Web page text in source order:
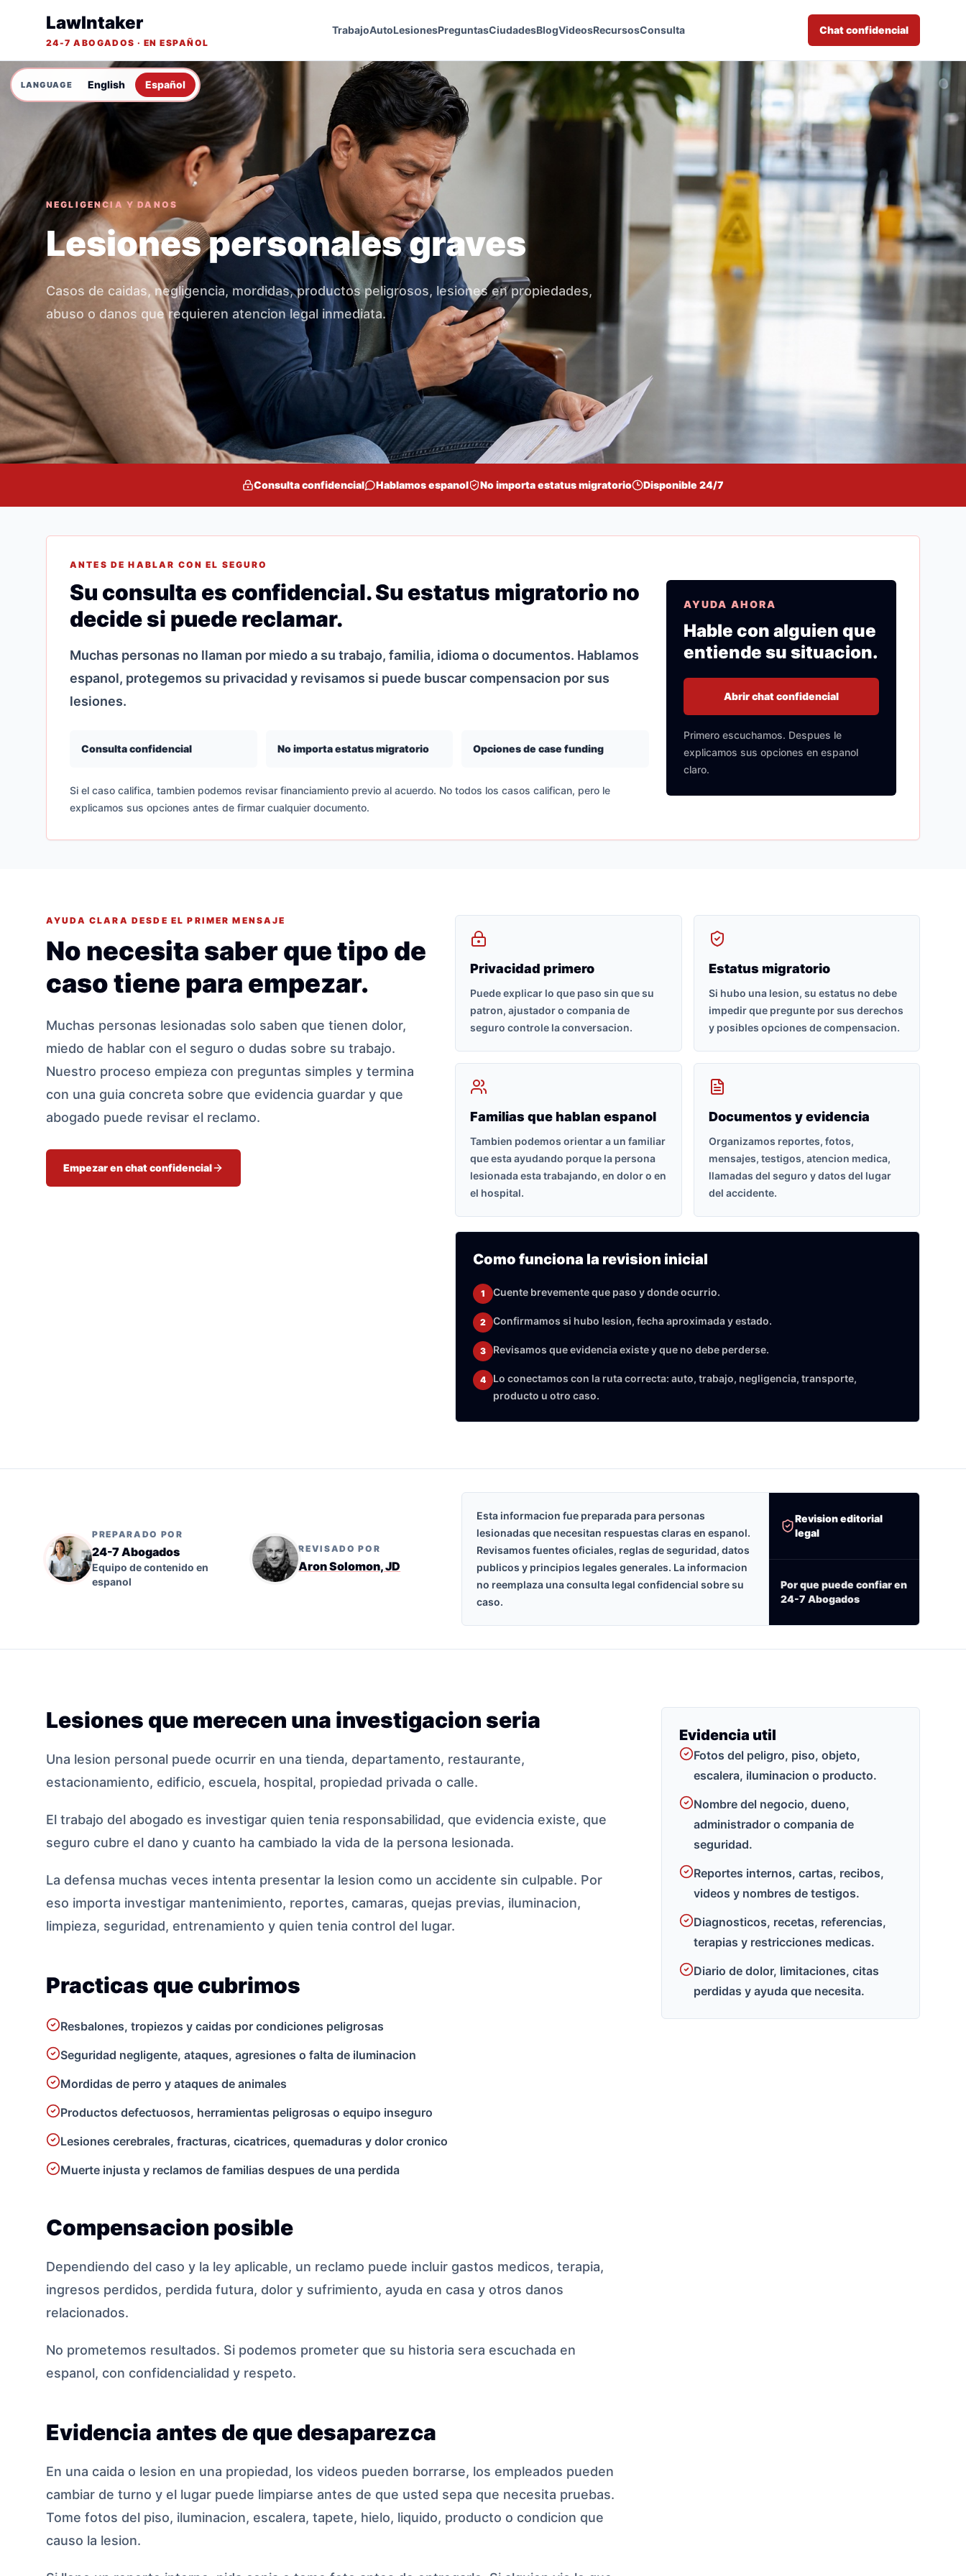
English Español
LawIntaker
24-7 ABOGADOS · EN ESPAÑOL
TrabajoAutoLesionesPreguntasCiudadesBlogVideosRecursosConsulta Chat confidencial
NEGLIGENCIA Y DANOS
Lesiones personales graves
Casos de caidas, negligencia, mordidas, productos peligrosos, lesiones en propiedades,
abuso o danos que requieren atencion legal inmediata.
Consulta confidencial Hablamos espanol No importa estatus migratorio Disponible 24/7
ANTES DE HABLAR CON EL SEGURO
Su consulta es confidencial. Su estatus migratorio no
decide si puede reclamar.
Muchas personas no llaman por miedo a su trabajo, familia, idioma o documentos. Hablamos
espanol, protegemos su privacidad y revisamos si puede buscar compensacion por sus
lesiones.
Consulta confidencial No importa estatus migratorio Opciones de case funding
Si el caso califica, tambien podemos revisar financiamiento previo al acuerdo. No todos los casos califican, pero le
explicamos sus opciones antes de firmar cualquier documento.
AYUDA AHORA
Hable con alguien que
entiende su situacion.
Abrir chat confidencial
Primero escuchamos. Despues le
explicamos sus opciones en espanol
claro.
AYUDA CLARA DESDE EL PRIMER MENSAJE
No necesita saber que tipo de
caso tiene para empezar.
Muchas personas lesionadas solo saben que tienen dolor,
miedo de hablar con el seguro o dudas sobre su trabajo.
Nuestro proceso empieza con preguntas simples y termina
con una guia concreta sobre que evidencia guardar y que
abogado puede revisar el reclamo.
Empezar en chat confidencial
Privacidad primero
Puede explicar lo que paso sin que su
patron, ajustador o compania de
seguro controle la conversacion.
Estatus migratorio
Si hubo una lesion, su estatus no debe
impedir que pregunte por sus derechos
y posibles opciones de compensacion.
Familias que hablan espanol
Tambien podemos orientar a un familiar
que esta ayudando porque la persona
lesionada esta trabajando, en dolor o en
el hospital.
Documentos y evidencia
Organizamos reportes, fotos,
mensajes, testigos, atencion medica,
llamadas del seguro y datos del lugar
del accidente.
Como funciona la revision inicial
1 Cuente brevemente que paso y donde ocurrio.
2 Confirmamos si hubo lesion, fecha aproximada y estado.
3 Revisamos que evidencia existe y que no debe perderse.
4
Lo conectamos con la ruta correcta: auto, trabajo, negligencia, transporte,
producto u otro caso.
PREPARADO POR
24-7 Abogados
Equipo de contenido en
espanol
REVISADO POR
Aron Solomon, JD
Esta informacion fue preparada para personas
lesionadas que necesitan respuestas claras en espanol.
Revisamos fuentes oficiales, reglas de seguridad, datos
publicos y principios legales generales. La informacion
no reemplaza una consulta legal confidencial sobre su
caso.
Revision editorial
legal
Por que puede confiar en
24-7 Abogados
Lesiones que merecen una investigacion seria
Una lesion personal puede ocurrir en una tienda, departamento, restaurante,
estacionamiento, edificio, escuela, hospital, propiedad privada o calle.
El trabajo del abogado es investigar quien tenia responsabilidad, que evidencia existe, que
seguro cubre el dano y cuanto ha cambiado la vida de la persona lesionada.
La defensa muchas veces intenta presentar la lesion como un accidente sin culpable. Por
eso importa investigar mantenimiento, reportes, camaras, quejas previas, iluminacion,
limpieza, seguridad, entrenamiento y quien tenia control del lugar.
Practicas que cubrimos
Resbalones, tropiezos y caidas por condiciones peligrosas
Seguridad negligente, ataques, agresiones o falta de iluminacion
Mordidas de perro y ataques de animales
Productos defectuosos, herramientas peligrosas o equipo inseguro
Lesiones cerebrales, fracturas, cicatrices, quemaduras y dolor cronico
Muerte injusta y reclamos de familias despues de una perdida
Compensacion posible
Dependiendo del caso y la ley aplicable, un reclamo puede incluir gastos medicos, terapia,
ingresos perdidos, perdida futura, dolor y sufrimiento, ayuda en casa y otros danos
relacionados.
No prometemos resultados. Si podemos prometer que su historia sera escuchada en
espanol, con confidencialidad y respeto.
Evidencia antes de que desaparezca
En una caida o lesion en una propiedad, los videos pueden borrarse, los empleados pueden
cambiar de turno y el lugar puede limpiarse antes de que usted sepa que necesita pruebas.
Tome fotos del piso, iluminacion, escalera, tapete, hielo, liquido, producto o condicion que
causo la lesion.
Evidencia util
Fotos del peligro, piso, objeto,
escalera, iluminacion o producto.
Nombre del negocio, dueno,
administrador o compania de
seguridad.
Reportes internos, cartas, recibos,
videos y nombres de testigos.
Diagnosticos, recetas, referencias,
terapias y restricciones medicas.
Diario de dolor, limitaciones, citas
perdidas y ayuda que necesita.